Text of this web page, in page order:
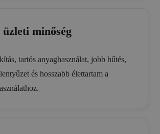
minőség
tartós anyaghasználat, jobb hűtés,
és hosszabb élettartam a